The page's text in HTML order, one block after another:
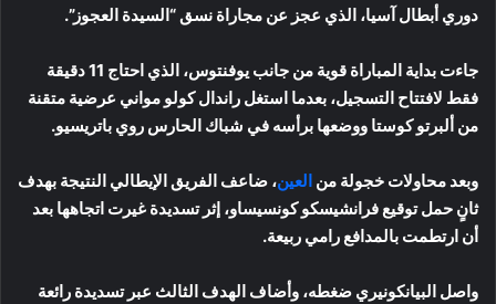
دوري أبطال آسيا، الذي عجز عن مجاراة نسق “السيدة العجوز”.
جاءت بداية المباراة قوية من جانب يوفنتوس، الذي احتاج 11 دقيقة
فقط لافتتاح التسجيل، بعدما استغل راندال كولو مواني عرضية متقنة
من ألبرتو كوستا ووضعها برأسه في شباك الحارس روي باتريسيو.
وبعد محاولات خجولة من العين، ضاعف الفريق الإيطالي النتيجة بهدف
ثانٍ حمل توقيع فرانشيسكو كونسيساو، إثر تسديدة غيرت اتجاهها بعد
أن ارتطمت بالمدافع رامي ربيعة.
واصل البيانكونيري ضغطه، وأضاف الهدف الثالث عبر تسديدة رائعة